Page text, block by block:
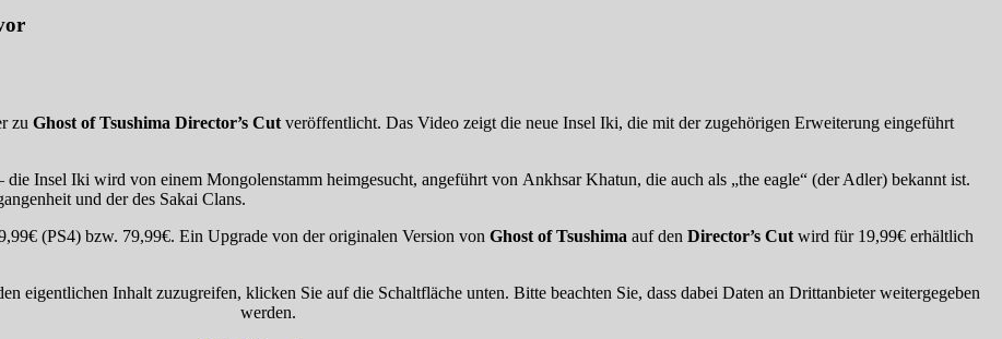
zu Ghost of Tsushima Director’s Cut veröffentlicht. Das Video zeigt die neue Insel Iki, die mit der zugehörigen Erweiterung eingeführt
Insel Iki wird von einem Mongolenstamm heimgesucht, angeführt von Ankhsar Khatun, die auch als „the eagle“ (der Adler) bekannt ist.
und der des Sakai Clans.
(PS4) bzw. 79,99€. Ein Upgrade von der originalen Version von Ghost of Tsushima auf den Director’s Cut wird für 19,99€ erhältlich
eigentlichen Inhalt zuzugreifen, klicken Sie auf die Schaltfläche unten. Bitte beachten Sie, dass dabei Daten an Drittanbieter weitergegeben
werden.